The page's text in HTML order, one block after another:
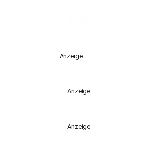
Anzeige
Anzeige
Anzeige